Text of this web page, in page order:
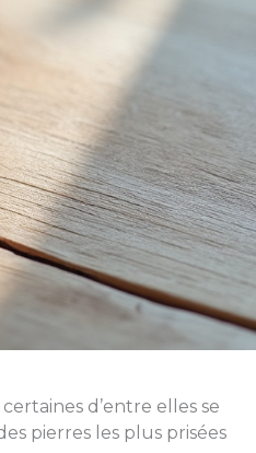
d’entre elles se
pierres les plus prisées